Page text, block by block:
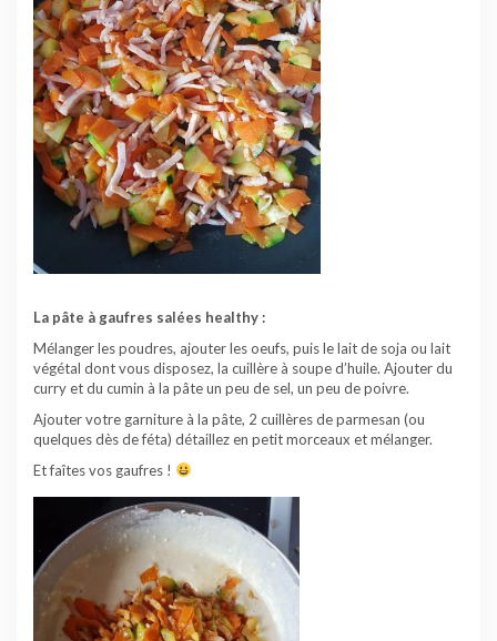
La pâte à gaufres salées healthy :
Mélanger les poudres, ajouter les oeufs, puis le lait de soja ou lait
végétal dont vous disposez, la cuillère à soupe d’huile. Ajouter du
curry et du cumin à la pâte un peu de sel, un peu de poivre.
Ajouter votre garniture à la pâte, 2 cuillères de parmesan (ou
quelques dès de féta) détaillez en petit morceaux et mélanger.
Et faîtes vos gaufres !